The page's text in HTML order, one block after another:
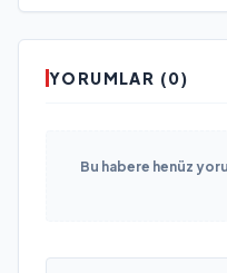
YORUMLAR (0)
Bu habere henüz